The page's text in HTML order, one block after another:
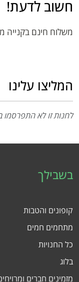
חשוב לדעת!
משלוח חינם בקנייה מעל
המליצו עלינו
לחנות זו לא התפרסמו
בשבילך
קופונים והטבות
מתחמים חמים
כל החנויות
בלוג
מזמינים חברים